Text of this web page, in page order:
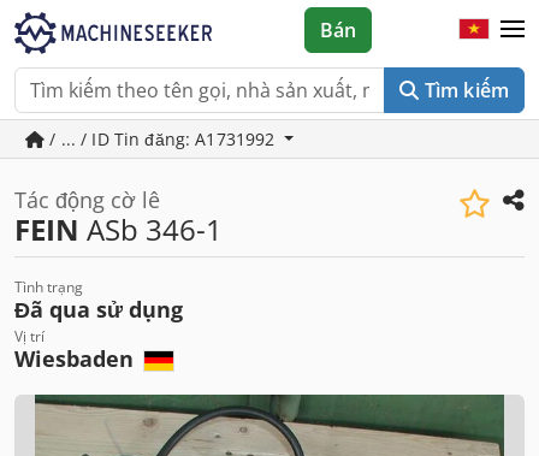
Tìm kiếm
Bán
/ ... / ID Tin đăng: A1731992
Tác động cờ lê
FEIN ASb 346-1
Tình trạng
Đã qua sử dụng
Vị trí
Wiesbaden